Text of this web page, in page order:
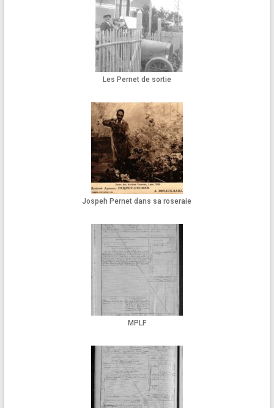
Les Pernet de sortie
Jospeh Pernet dans sa roseraie
MPLF